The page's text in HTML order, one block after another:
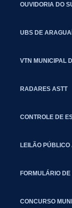
OUVIDORIA DO
UBS DE
VTN MUNICIPAL
RADARES ASTT
CONTROLE DE
LEILÃO
FORMULÁRIO
CONCURSO